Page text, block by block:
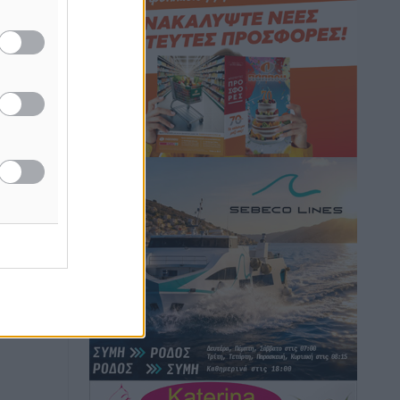
Πάνω από 1.500 έλεγχοι με drones σε
300 παραλίες κατά της αυθαίρετης
κατάληψης του αιγιαλού – Τα στοιχεία
για τη Ρόδο
Τοπικές Ειδήσεις• πριν 1 ώρα
Συνεδριάζει η Δημοτική Επιτροπή
Ο Ακύλας στη Ρόδο 10 Αυγούστου στο
βοηθητικό στάδιο Διαγόρα
Πολιτιστικά• πριν 1 ώρα
Τη χρηματοδότηση των καμένων
εκτάσεων στην Κάλυμνο, των
αναγκαίων αντιπλημμυρικών και
αντιδιαβρωτικών έργων και την άμεση